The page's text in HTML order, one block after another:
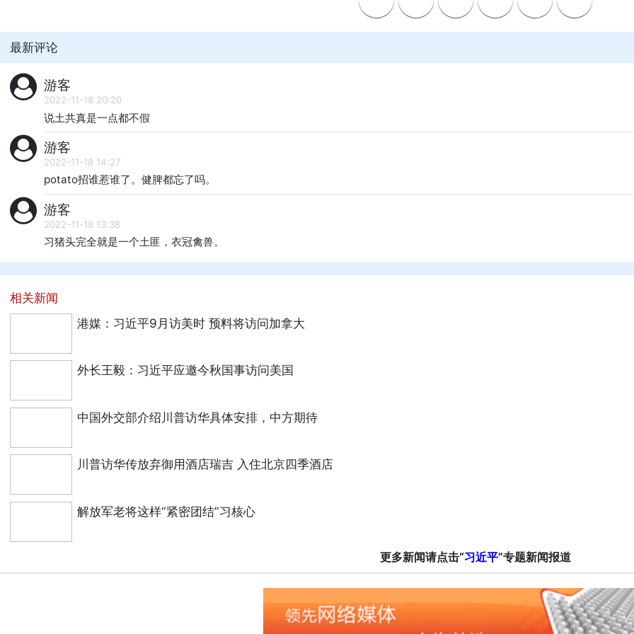
最新评论
游客
2022-11-18 20:20
说土共真是一点都不假
游客
2022-11-18 14:27
potato招谁惹谁了。健脾都忘了吗。
游客
2022-11-18 13:38
习猪头完全就是一个土匪，衣冠禽兽。
相关新闻
港媒：习近平9月访美时 预料将访问加拿大
外长王毅：习近平应邀今秋国事访问美国
中国外交部介绍川普访华具体安排，中方期待
川普访华传放弃御用酒店瑞吉 入住北京四季酒店
解放军老将这样“紧密团结”习核心
更多新闻请点击“习近平”专题新闻报道